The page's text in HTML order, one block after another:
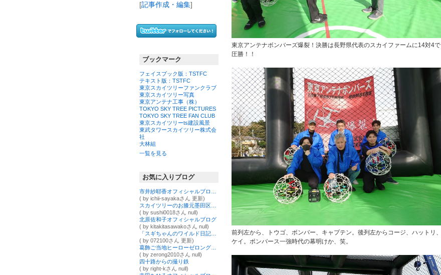
[記事作成・編集]
ブックマーク
フェイスブック版：TSTFC
テキスト版：TSTFC
東京スカイツリーファンクラブ
東京スカイツリー写真
東京アンテナ工事（株）
TOKYO SKY TREE PICTURES
TOKYO SKY TREE FAN CLUB
東京スカイツリーts建設風景
東武タワースカイツリー株式会
社
大林組
一覧を見る
お気に入りブログ
( by ichii-sayakaさん 更新)
( by sushi0018さん null)
北原佐和子オフィシャルブログ
( by kitakitasawakoさん null)
( by 072100さん 更新)
( by zerong2010さん null)
四十路からの撮り鉄
( by right-kさん null)
東京アンテナボンバーズ爆裂！決勝は長野県代表のスカイファームに14対4で
圧勝！！
前列左から、トウゴ、ボンバー、キャプテン。後列左からコージ、ハットリ、
ケイ。ボンバース一強時代の幕明けか、笑。